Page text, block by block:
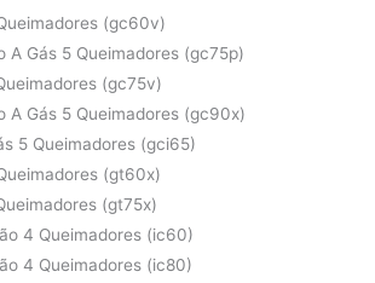
(gc60v)
A Gás 5 Queimadores (gc75p)
(gc75v)
A Gás 5 Queimadores (gc90x)
5 Queimadores (gci65)
(gt60x)
(gt75x)
4 Queimadores (ic60)
4 Queimadores (ic80)